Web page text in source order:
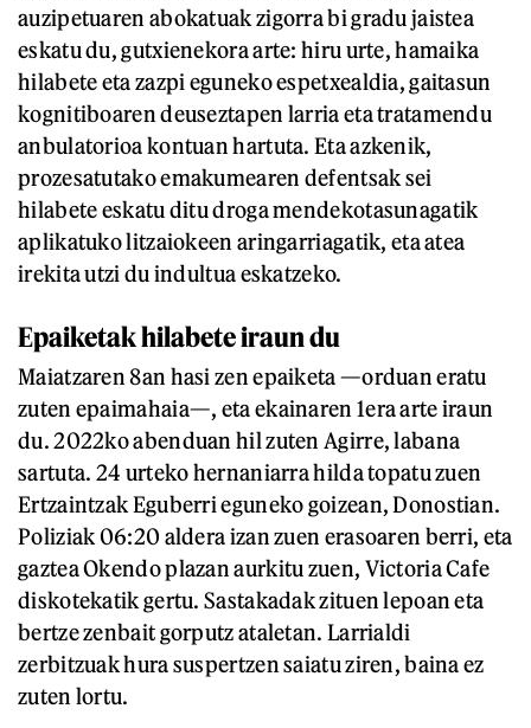
auzipetuaren abokatuak zigorra bi gradu jaistea
eskatu du, gutxienekora arte: hiru urte, hamaika
hilabete eta zazpi eguneko espetxealdia, gaitasun
kognitiboaren deuseztapen larria eta tratamendu
anbulatorioa kontuan hartuta. Eta azkenik,
prozesatutako emakumearen defentsak sei
hilabete eskatu ditu droga mendekotasunagatik
aplikatuko litzaiokeen aringarriagatik, eta atea
irekita utzi du indultua eskatzeko.
Epaiketak hilabete iraun du
Maiatzaren 8an hasi zen epaiketa —orduan eratu
zuten epaimahaia—, eta ekainaren 1era arte iraun
du. 2022ko abenduan hil zuten Agirre, labana
sartuta. 24 urteko hernaniarra hilda topatu zuen
Ertzaintzak Eguberri eguneko goizean, Donostian.
Poliziak 06:20 aldera izan zuen erasoaren berri, eta
gaztea Okendo plazan aurkitu zuen, Victoria Cafe
diskotekatik gertu. Sastakadak zituen lepoan eta
bertze zenbait gorputz ataletan. Larrialdi
zerbitzuak hura suspertzen saiatu ziren, baina ez
zuten lortu.